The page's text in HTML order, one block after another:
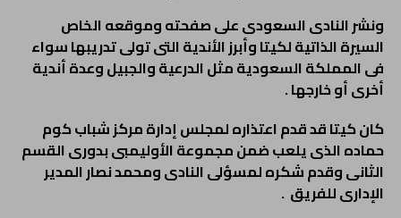
ونشر النادى السعودى على صفحته وموقعه الخاص
السيرة الذاتية لكيتا وأبرز الأندية التى تولى تدريبها سواء
فى المملكة السعودية مثل الدرعية والجبيل وعدة أندية
أخرى أو خارجها .
كان كيتا قد قدم اعتذاره لمجلس إدارة مركز شباب كوم
حماده الذى يلعب ضمن مجموعة الأوليمبى بدورى القسم
الثانى وقدم شكره لمسؤلى النادى ومحمد نصار المدير
الإدارى للفريق .